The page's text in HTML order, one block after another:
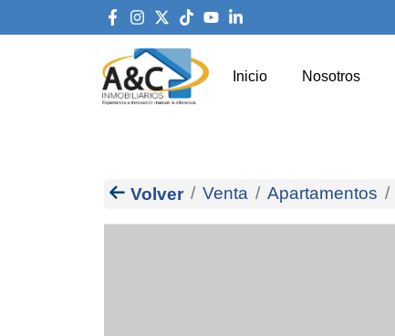
Inicio Nosotros
Volver Venta Apartamentos